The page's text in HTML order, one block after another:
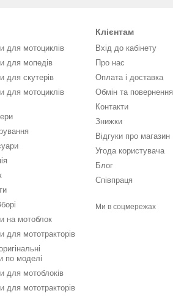
для мотоциклів
для мопедів
для скутерів
для мотоциклів
на мотоблок
для мототракторів
по моделі
для мотоблоків
для мототракторів
Клієнтам
Вхід до кабінету
Про нас
Оплата і доставка
Обмін та повернення
Контакти
Знижки
Відгуки про магазин
Угода користувача
Блог
Співпраця
Ми в соцмережах